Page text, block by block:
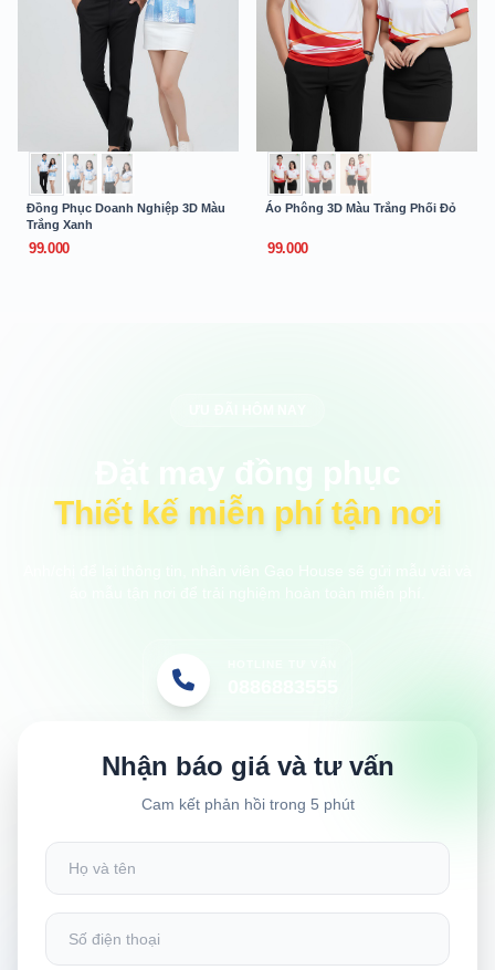
Đồng Phục Doanh Nghiệp 3D Màu
Trắng Xanh
99.000
Áo Phông 3D Màu Trắng Phối Đỏ
99.000
Thiết kế miễn phí tận nơi
Nhận báo giá và tư vấn
Cam kết phản hồi trong 5 phút